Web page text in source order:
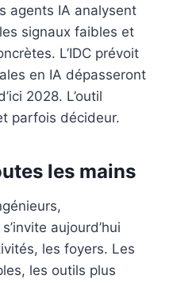
agents IA analysent
signaux faibles et
L’IDC prévoit
en IA dépasseront
2028. L’outil
parfois décideur.
les mains
s’invite aujourd’hui
les foyers. Les
les outils plus